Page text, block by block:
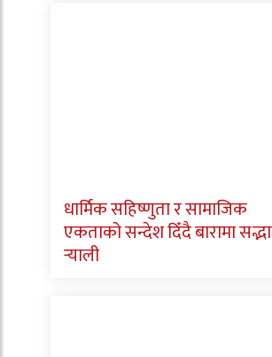
धार्मिक सहिष्णुता र सामाजिक
एकताको सन्देश दिँदै बारामा
र्‍याली